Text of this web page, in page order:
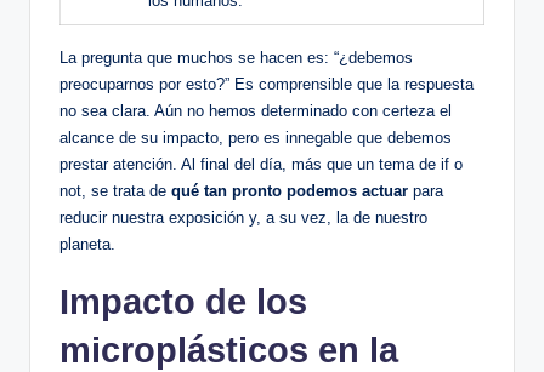
La pregunta que muchos se hacen es: “¿debemos
preocuparnos por esto?” Es comprensible que la respuesta
no sea clara. Aún no hemos determinado con certeza el
alcance de su impacto, pero es innegable que debemos
prestar atención. Al final del día, más que un tema de if o
not, se trata de qué tan pronto podemos actuar para
reducir nuestra exposición y, a su vez, la de nuestro
planeta.
Impacto de los
microplásticos en la